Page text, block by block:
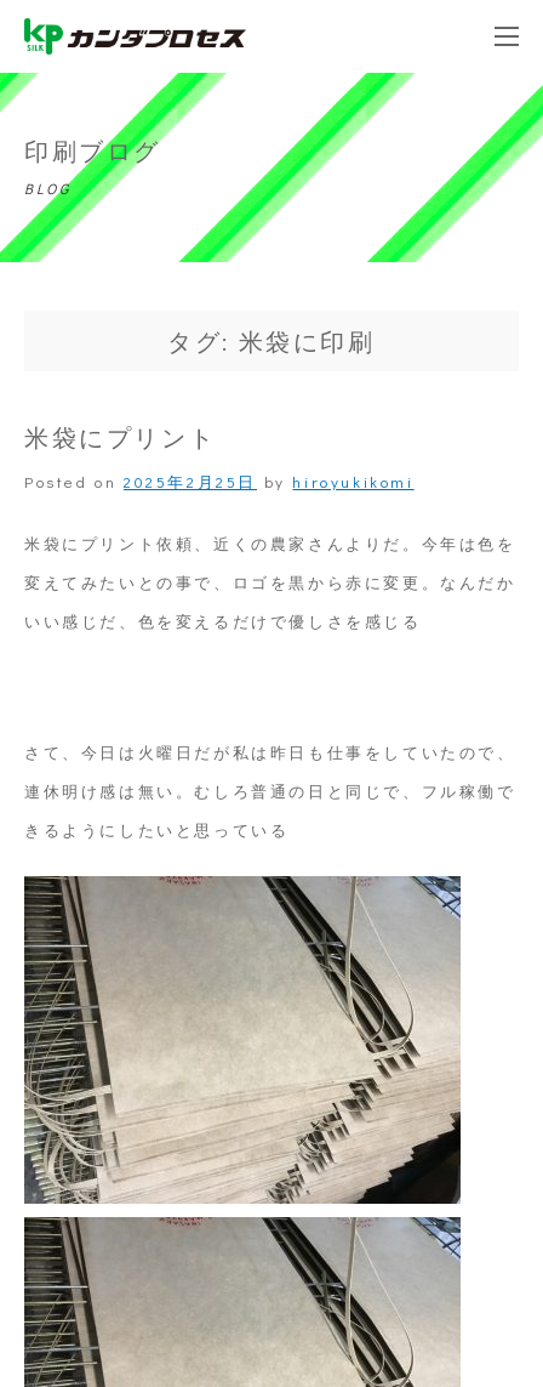
印刷ブログ
BLOG
タグ: 米袋に印刷
米袋にプリント
Posted on 2025年2月25日 by hiroyukikomi
米袋にプリント依頼、近くの農家さんよりだ。今年は色を
変えてみたいとの事で、ロゴを黒から赤に変更。なんだか
いい感じだ、色を変えるだけで優しさを感じる
さて、今日は火曜日だが私は昨日も仕事をしていたので、
連休明け感は無い。むしろ普通の日と同じで、フル稼働で
きるようにしたいと思っている